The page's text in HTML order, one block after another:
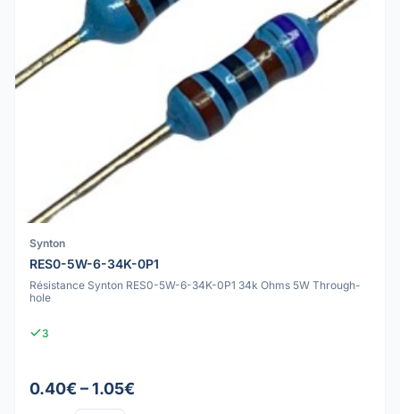
Synton
RES0-5W-6-34K-0P1
Résistance Synton RES0-5W-6-34K-0P1 34k Ohms 5W Through-
hole
3
0.40€ – 1.05€